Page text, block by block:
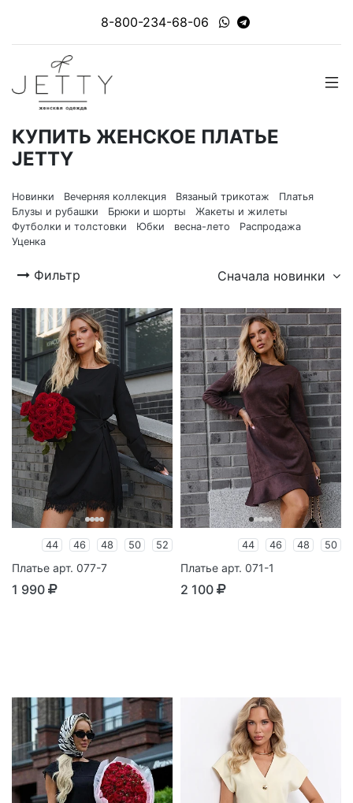
8-800-234-68-06
КУПИТЬ ЖЕНСКОЕ ПЛАТЬЕ
JETTY
Новинки Вечерняя коллекция Вязаный трикотаж
Платья
Блузы и рубашки
Брюки и шорты
Жакеты и жилеты
Футболки и толстовки
Юбки весна-лето
Распродажа
Уценка
Фильтр Сначала новинки
44 46 48 50 52
Платье арт. 077-7
1 990
44 46 48 50
Платье арт. 071-1
2 100